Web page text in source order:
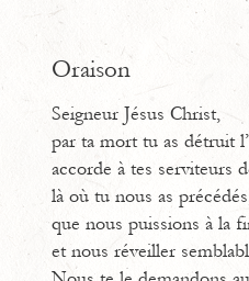
Oraison
Seigneur Jésus Christ,
par ta mort tu as détruit
accorde à tes serviteurs
là où tu nous as
que nous puissions à la
et nous réveiller